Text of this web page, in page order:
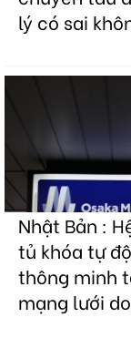
lý có sai
Nhật Bản :
tủ khóa tự
thông minh
mạng lưới